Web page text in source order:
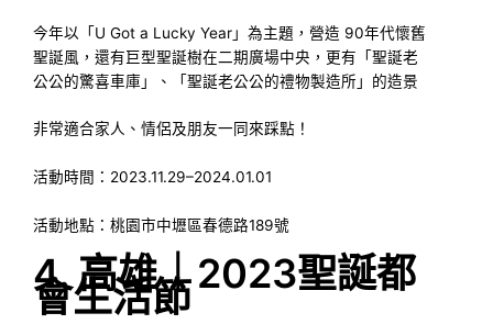
今年以「U Got a Lucky Year」為主題，營造 90年代懷舊
聖誕風，還有巨型聖誕樹在二期廣場中央，更有「聖誕老
公公的驚喜車庫」、「聖誕老公公的禮物製造所」的造景
非常適合家人、情侶及朋友一同來踩點！
活動時間：2023.11.29–2024.01.01
活動地點：桃園市中壢區春德路189號
4. 高雄｜2023聖誕都
會生活節